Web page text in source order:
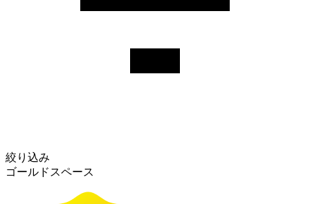
絞り込み
ゴールドスペース